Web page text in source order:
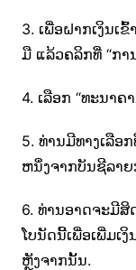
3. ເພື່ອຝາກເງິນເ
ມື ແລ້ວຄລິກທີ່ “ການ
4. ເລືອກ “ທະນາຄ
5. ທ່ານ​ມີ​ທາງ​ເລືອ
ຫນຶ່ງ​ຈາກ​ບັນ​ຊີ​ລາຍ​
6. ທ່ານອາດຈະມີສິ
ໂບນັດນີ້ເພື່ອເພີ່ມເ
ຫຼັງຈາກນັ້ນ.